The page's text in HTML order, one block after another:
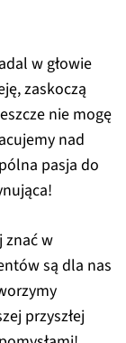
w głowie
zaskoczą
nie mogę
nad
pasja do
znać w
są dla nas
przyszłej